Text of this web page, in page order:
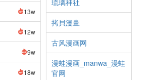
13w
12w
9w
18w
琉璃神社
拷貝漫畫
古风漫画网
漫蛙漫画_manwa_漫蛙
官网